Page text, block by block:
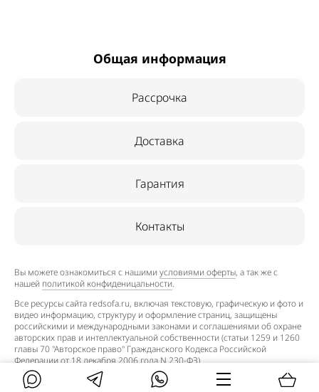
Общая информация
Рассрочка
Доставка
Гарантия
Контакты
Вы можете ознакомиться с нашимиусловиями оферты, а так же с
нашей политикой конфиденицальности.
Все ресурсы сайта redsofa.ru, включая текстовую, графическую и фото и
видео информацию, структуру и оформление страниц, защищены
российскими и международными законами и соглашениями об охране
авторских прав и интеллектуальной собственности (статьи 1259 и 1260
главы 70 "Авторское право" Гражданского Кодекса Российской
Федерации от 18 декабря 2006 года N 230-ФЗ).
©2015–2026. Редсофа.ру — интернет-магазин недорогих